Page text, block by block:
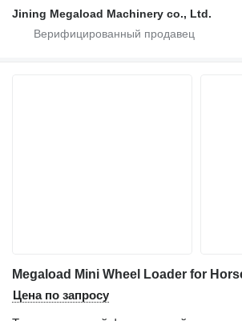
Jining Megaload Machinery co., Ltd.
Цена по запросу